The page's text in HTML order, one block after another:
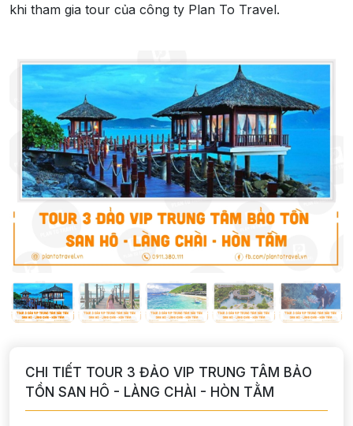
khi tham gia tour của công ty Plan To Travel.
CHI TIẾT TOUR 3 ĐẢO VIP TRUNG TÂM BẢO
TỒN SAN HÔ - LÀNG CHÀI - HÒN TẰM